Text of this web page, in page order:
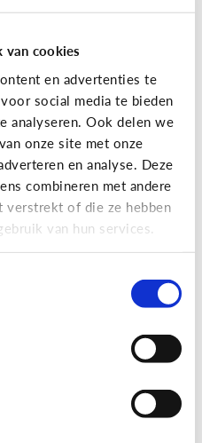
van cookies
en advertenties te
social media te bieden
analyseren. Ook delen we
onze site met onze
en analyse. Deze
combineren met andere
verstrekt of die ze hebben
van hun services.
te praten